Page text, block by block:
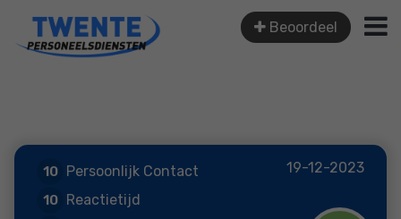
Beoordeel
19-12-2023
10 Persoonlijk Contact
10 Reactietijd